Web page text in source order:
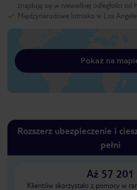
znajdują się w niewielkiej odległości od
Międzynarodowe lotnisko w Los
Pokaż na
Rozszerz ubezpieczenie i
pełni
Aż 57 201
Klientów skorzystało z pomocy w